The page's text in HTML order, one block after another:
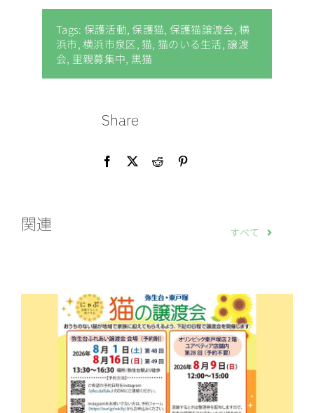
Tags: 保護活動,保護猫, 保護猫譲渡会,横
浜市,横浜市泉区, 猫, 猫のいる生活,譲渡
会, 里親募集中, 黒猫
Share
関連 すべて